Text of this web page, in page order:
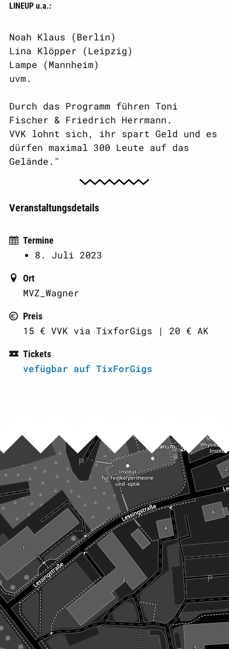
LINEUP u.a.:
Noah Klaus (Berlin)
Lina Klöpper (Leipzig)
Lampe (Mannheim)
uvm.
Durch das Programm führen Toni
Fischer & Friedrich Herrmann.
VVK lohnt sich, ihr spart Geld und es
dürfen maximal 300 Leute auf das
Gelände."
Veranstaltungsdetails
Termine
8. Juli 2023
Ort
MVZ_Wagner
Preis
15 € VVK via TixforGigs | 20 € AK
Tickets
vefügbar auf TixForGigs